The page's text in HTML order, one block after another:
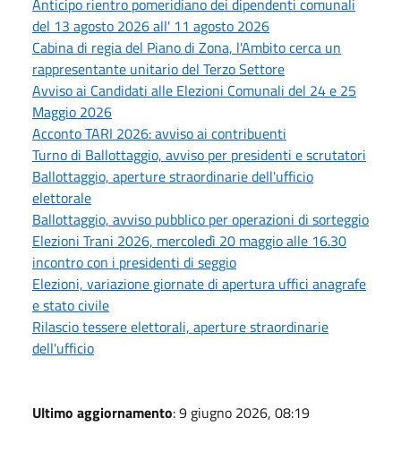
del 13 agosto 2026 all' 11 agosto 2026
Cabina di regia del Piano di Zona, l'Ambito cerca un
rappresentante unitario del Terzo Settore
Avviso ai Candidati alle Elezioni Comunali del 24 e 25
Maggio 2026
Acconto TARI 2026: avviso ai contribuenti
Turno di Ballottaggio, avviso per presidenti e scrutatori
Ballottaggio, aperture straordinarie dell'ufficio
elettorale
Ballottaggio, avviso pubblico per operazioni di sorteggio
Elezioni Trani 2026, mercoledì 20 maggio alle 16.30
incontro con i presidenti di seggio
Elezioni, variazione giornate di apertura uffici anagrafe
e stato civile
Rilascio tessere elettorali, aperture straordinarie
dell'ufficio
Ultimo aggiornamento: 9 giugno 2026, 08:19